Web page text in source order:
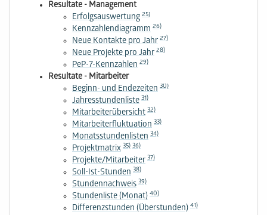
Resultate - Management
Erfolgsauswertung 25)
Kennzahlendiagramm 26)
Neue Kontakte pro Jahr 27)
Neue Projekte pro Jahr 28)
PeP-7-Kennzahlen 29)
Resultate - Mitarbeiter
Beginn- und Endezeiten 30)
Jahresstundenliste 31)
Mitarbeiterübersicht 32)
Mitarbeiterfluktuation 33)
Monatsstundenlisten 34)
Projektmatrix 35) 36)
Projekte/Mitarbeiter 37)
Soll-Ist-Stunden 38)
Stundennachweis 39)
Stundenliste (Monat) 40)
Differenzstunden (Überstunden) 41)